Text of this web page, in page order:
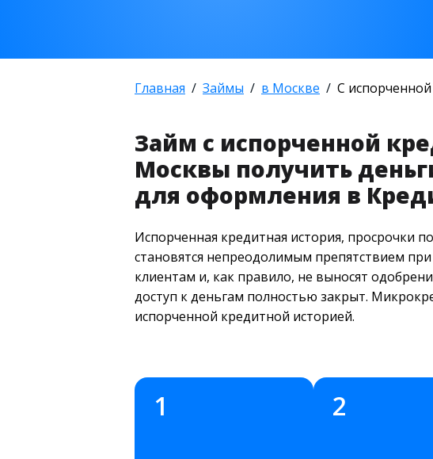
Главная Займы в Москве С
Займ с испорченной
Москвы получить
для оформления в
Испорченная кредитная история, просрочки
становятся непреодолимым препятствием
клиентам и, как правило, не выносят
доступ к деньгам полностью закрыт.
испорченной кредитной историей.
1 2